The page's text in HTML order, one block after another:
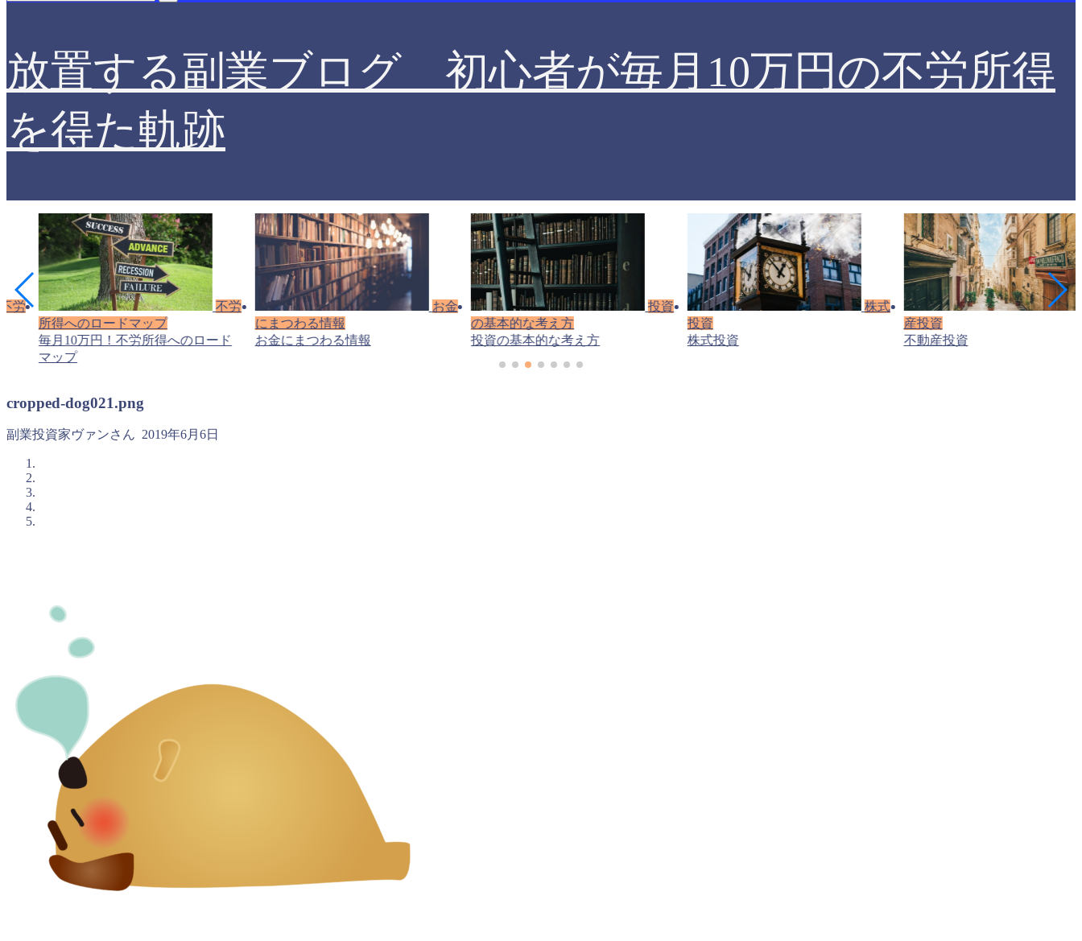
放置する副業ブログ 初心者が毎月10万円の不労所得
を得た軌跡
不労
不労
所得へのロードマップ
毎月10万円！不労所得へのロード
マップ
お金
にまつわる情報
お金にまつわる情報
投資
の基本的な考え方
投資の基本的な考え方
株式
投資
株式投資
産投資
不動産投資
cropped-dog021.png
副業投資家ヴァンさん 2019年6月6日